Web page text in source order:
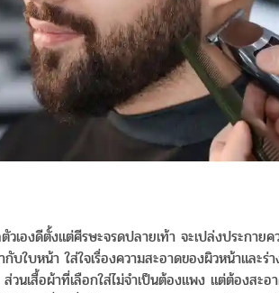
องดีตั้งแต่ศีรษะจรดปลายเท้า จะเปล่งประกายค
กับใบหน้า ใส่ใจเรื่องความสะอาดของผิวหน้าและร่
ส่วนเสื้อผ้าที่เลือกใส่ไม่จำเป็นต้องแพง แต่ต้องส